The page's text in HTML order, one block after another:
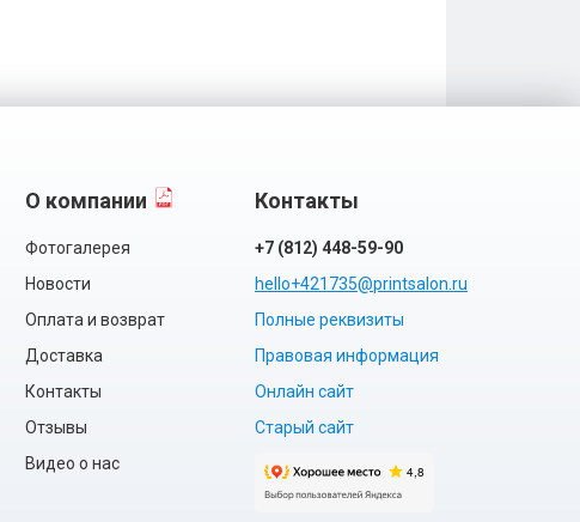
О компании
Фотогалерея
Новости
Оплата и возврат
Доставка
Контакты
Отзывы
Видео о нас
Контакты
+7 (812) 448-59-90
hello+421735@printsalon.ru
Полные реквизиты
Правовая информация
Онлайн сайт
Старый сайт